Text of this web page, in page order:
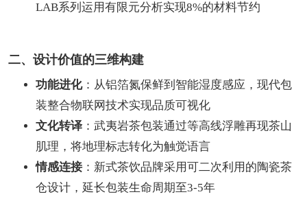
LAB系列运用有限元分析实现8%的材料节约
二、设计价值的三维构建
功能进化：从铝箔氮保鲜到智能湿度感应，现代包
装整合物联网技术实现品质可视化
文化转译 ：武夷岩茶包装通过等高线浮雕再现茶山
肌理，将地理标志转化为触觉语言
情感连接 ：新式茶饮品牌采用可二次利用的陶瓷茶
仓设计，延长包装生命周期至3-5年